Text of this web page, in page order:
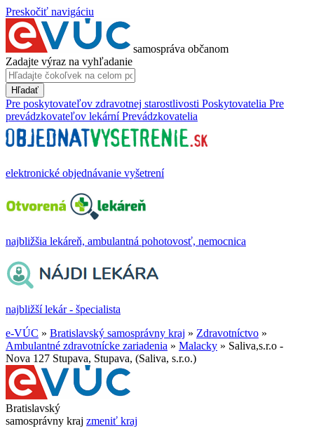
Preskočiť navigáciu
samospráva občanom
Zadajte výraz na vyhľadanie
Hľadať
Pre poskytovateľov zdravotnej starostlivosti Poskytovatelia Pre
prevádzkovateľov lekární Prevádzkovatelia
elektronické objednávanie vyšetrení
najbližšia lekáreň, ambulantná pohotovosť, nemocnica
najbližší lekár - špecialista
e-VÚC » Bratislavský samosprávny kraj » Zdravotníctvo »
Ambulantné zdravotnícke zariadenia » Malacky » Saliva,s.r.o -
Nova 127 Stupava, Stupava, (Saliva, s.r.o.)
Bratislavský
samosprávny kraj zmeniť kraj